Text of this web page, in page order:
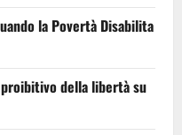
la Povertà Disabilita
proibitivo della libertà su